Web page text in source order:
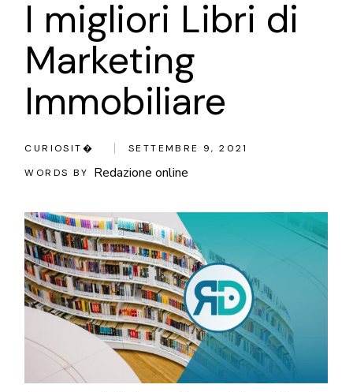
I migliori Libri di
Marketing
Immobiliare
CURIOSIT�
SETTEMBRE 9, 2021
WORDS BY
Redazione online